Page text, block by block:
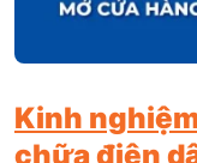
Kinh
chữa điện